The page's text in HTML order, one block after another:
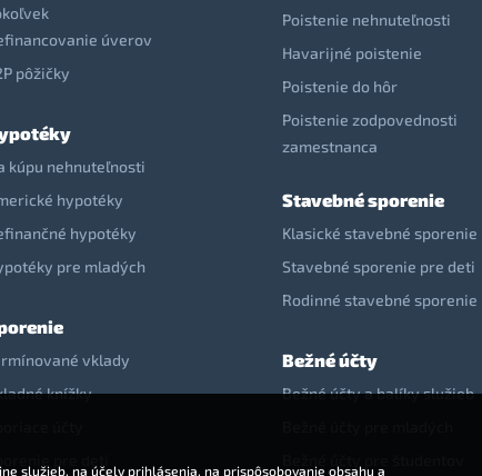
úverov
pôžičky
kúpu nehnuteľnosti
hypotéky
hypotéky
pre mladých
vklady
knížky
Poistenie nehnuteľnosti
Havarijné poistenie
Poistenie do hôr
Poistenie zodpovednosti
zamestnanca
Stavebné sporenie
Klasické stavebné sporenie
Stavebné sporenie pre deti
Rodinné stavebné sporenie
Bežné účty
Bežné účty a balíky služieb
služieb, na účely prihlásenia, na prispôsobovanie obsahu a